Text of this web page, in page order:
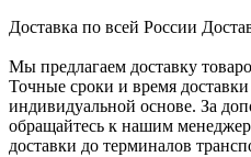
Доставка по всей России
Мы предлагаем доставку
Точные сроки и время
индивидуальной основе. За
обращайтесь к нашим
доставки до терминалов